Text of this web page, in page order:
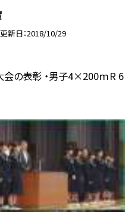
更新日 2018/10/29
の表彰 ・男子4×200ｍR 6